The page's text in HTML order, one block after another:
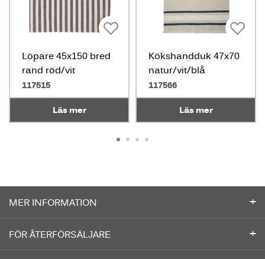
Löpare 45x150 bred
rand röd/vit
117515
Läs mer
Kökshandduk 47x70
natur/vit/blå
117566
Läs mer
MER INFORMATION
FÖR ÅTERFÖRSÄLJARE